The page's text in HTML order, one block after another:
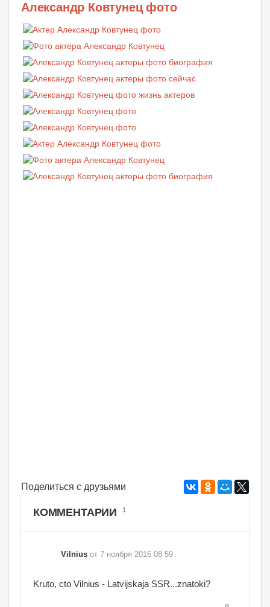
Александр Ковтунец фото
Поделиться с друзьями
КОММЕНТАРИИ 1
Vilnius от 7 ноября 2016 08:59
Kruto, cto Vilnius - Latvijskaja SSR...znatoki?